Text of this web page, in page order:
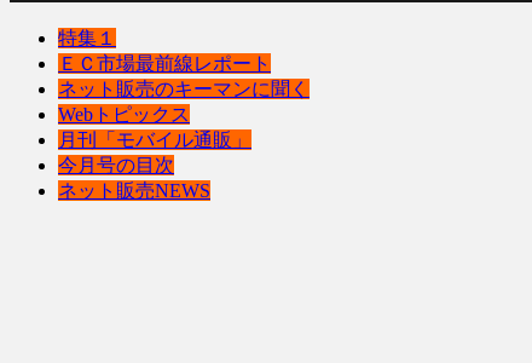
特集１
ＥＣ市場最前線レポート
ネット販売のキーマンに聞く
Webトピックス
月刊「モバイル通販」
今月号の目次
ネット販売NEWS